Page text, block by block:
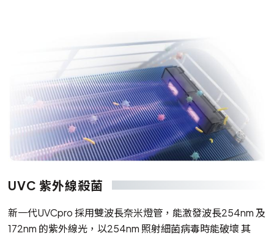
UVC 紫外線殺菌
新一代UVCpro 採用雙波長奈米燈管，能激發波長254nm 及
172nm 的紫外線光，以254nm 照射細菌病毒時能破壞 其